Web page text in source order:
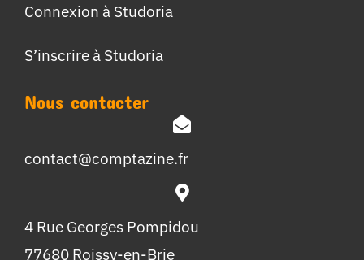
Connexion à Studoria
S’inscrire à Studoria
Nous contacter
contact@comptazine.fr
4 Rue Georges Pompidou
77680 Roissy-en-Brie